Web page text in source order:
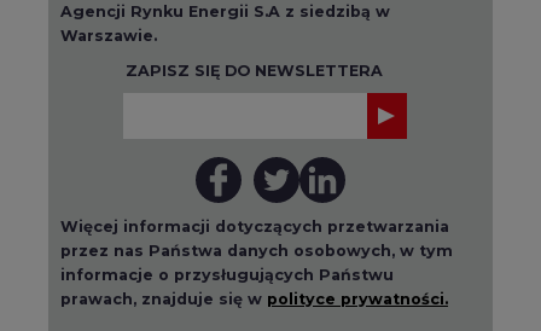
Agencji Rynku Energii S.A z siedzibą w
Warszawie.
ZAPISZ SIĘ DO NEWSLETTERA
Więcej informacji dotyczących przetwarzania
przez nas Państwa danych osobowych, w tym
informacje o przysługujących Państwu
prawach, znajduje się w polityce prywatności.